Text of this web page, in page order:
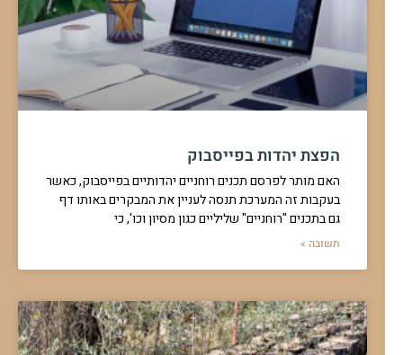
הפצת יהדות בפייסבוק
האם מותר לפרסם תכנים רוחניים יהדותיים בפייסבוק, כאשר
בעקבות זה המערכת תנסה לעניין את המבקרים באותו דף
גם בתכנים "רוחניים" שליליים כגון מסיון וכו', כי
תשובה »